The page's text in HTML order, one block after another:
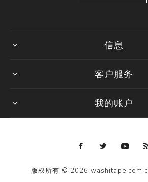
信息
客户服务
我的账户
版权所有 © 2026